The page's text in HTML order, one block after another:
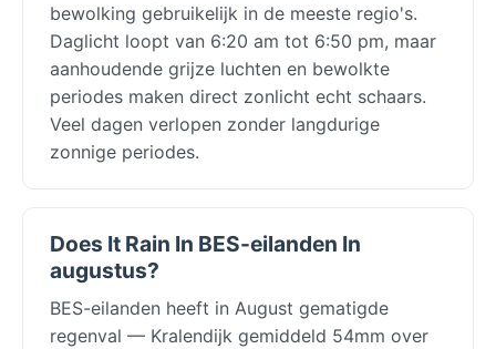
bewolking gebruikelijk in de meeste regio's.
Daglicht loopt van 6:20 am tot 6:50 pm, maar
aanhoudende grijze luchten en bewolkte
periodes maken direct zonlicht echt schaars.
Veel dagen verlopen zonder langdurige
zonnige periodes.
Does It Rain In BES-eilanden In
augustus?
BES-eilanden heeft in August gematigde
regenval — Kralendijk gemiddeld 54mm over